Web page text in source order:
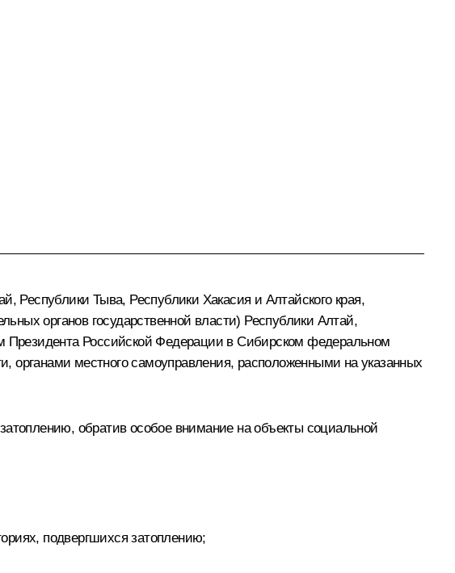
Республики Тыва, Республики Хакасия и Алтайского края,
органов государственной власти) Республики Алтай,
Президента Российской Федерации в Сибирском федеральном
местного самоуправления, расположенными на указанных
обратив особое внимание на объекты социальной
подвергшихся затоплению;